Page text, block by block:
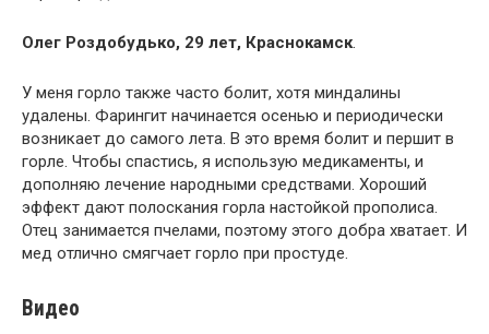
Олег Роздобудько, 29 лет, Краснокамск.
У меня горло также часто болит, хотя миндалины
удалены. Фарингит начинается осенью и периодически
возникает до самого лета. В это время болит и першит в
горле. Чтобы спастись, я использую медикаменты, и
дополняю лечение народными средствами. Хороший
эффект дают полоскания горла настойкой прополиса.
Отец занимается пчелами, поэтому этого добра хватает. И
мед отлично смягчает горло при простуде.
Видео